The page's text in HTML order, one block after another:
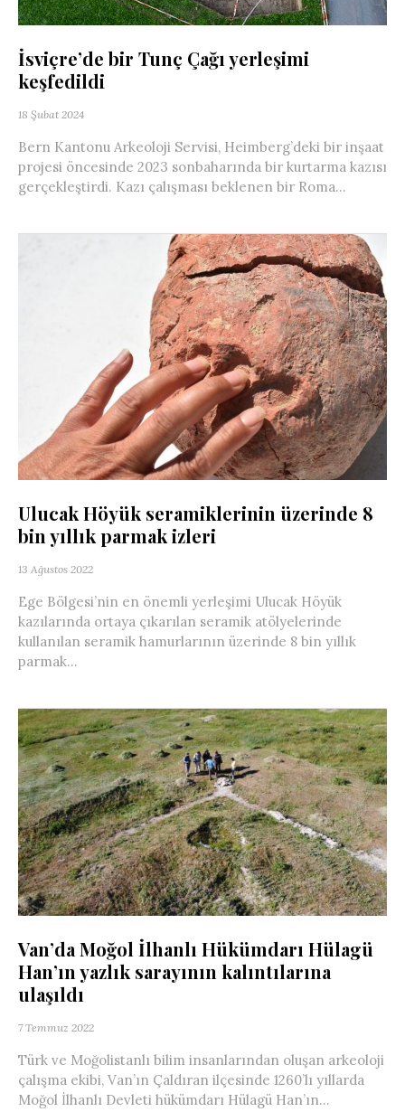
İsviçre’de bir Tunç Çağı yerleşimi
keşfedildi
18 Şubat 2024
Bern Kantonu Arkeoloji Servisi, Heimberg’deki bir inşaat
projesi öncesinde 2023 sonbaharında bir kurtarma kazısı
gerçekleştirdi. Kazı çalışması beklenen bir Roma...
Ulucak Höyük seramiklerinin üzerinde 8
bin yıllık parmak izleri
13 Ağustos 2022
Ege Bölgesi’nin en önemli yerleşimi Ulucak Höyük
kazılarında ortaya çıkarılan seramik atölyelerinde
kullanılan seramik hamurlarının üzerinde 8 bin yıllık
parmak...
Van’da Moğol İlhanlı Hükümdarı Hülagü
Han’ın yazlık sarayının kalıntılarına
ulaşıldı
7 Temmuz 2022
Türk ve Moğolistanlı bilim insanlarından oluşan arkeoloji
çalışma ekibi, Van’ın Çaldıran ilçesinde 1260’lı yıllarda
Moğol İlhanlı Devleti hükümdarı Hülagü Han’ın...